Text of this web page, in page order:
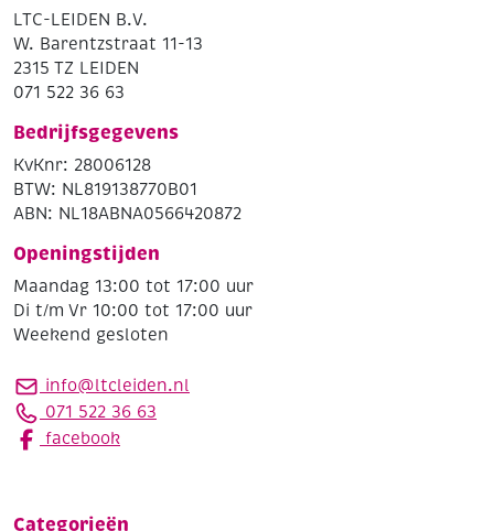
LTC-LEIDEN B.V.
W. Barentzstraat 11-13
2315 TZ LEIDEN
071 522 36 63
Bedrijfsgegevens
KvKnr: 28006128
BTW: NL819138770B01
ABN: NL18ABNA0566420872
Openingstijden
Maandag 13:00 tot 17:00 uur
Di t/m Vr 10:00 tot 17:00 uur
Weekend gesloten
info@ltcleiden.nl
071 522 36 63
facebook
Categorieën